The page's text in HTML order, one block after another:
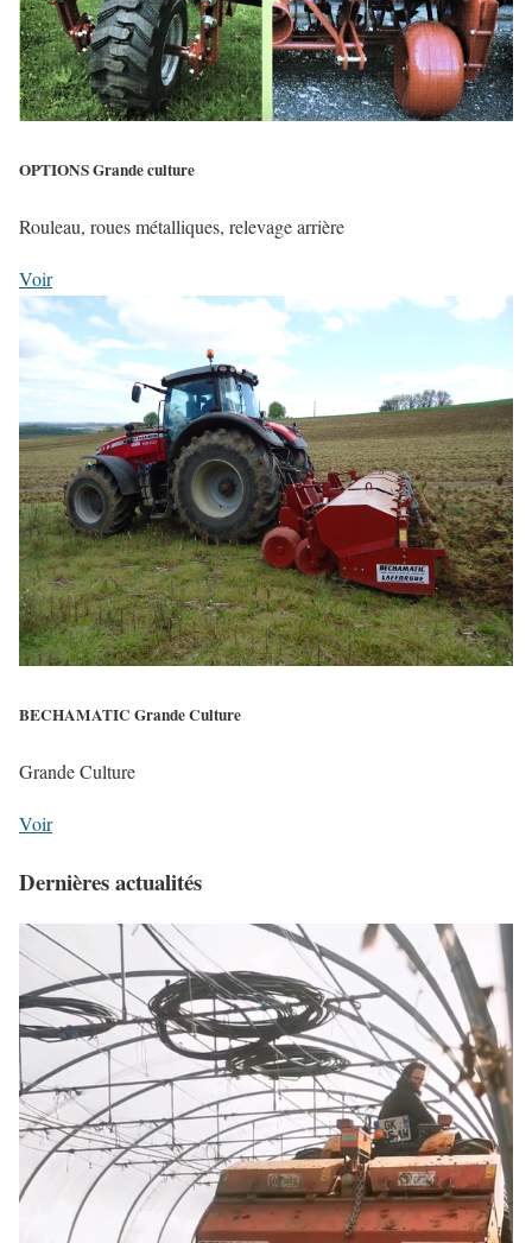
OPTIONS Grande culture
Rouleau, roues métalliques, relevage arrière
Voir
BECHAMATIC Grande Culture
Grande Culture
Voir
Dernières actualités